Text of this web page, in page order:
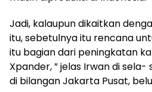
Jadi, kalaupun dikaitkan
itu, sebetulnya itu rencana
itu bagian dari peningkatan
Xpander, ” jelas Irwan di
di bilangan Jakarta Pusat,